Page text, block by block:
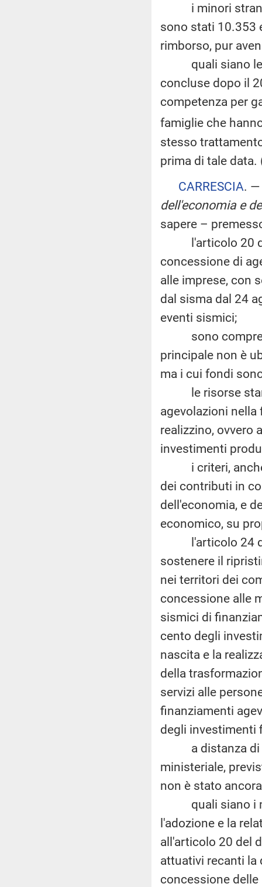
i minori
sono stati 10.353
rimborso, pur
quali siano le
concluse dopo il
competenza per
famiglie che
stesso
prima di tale data.
CARRESCIA. —
dell'economia e
sapere –
l'articolo 20 del
concessione di
alle imprese, con
dal sisma dal 24
eventi sismici;
sono comprese
principale non è
ma i cui fondi
le risorse
agevolazioni
realizzino, ovvero
investimenti
i criteri, anche
dei contributi in
dell'economia, e
economico, su
l'articolo 24 del
sostenere il
nei territori dei
concessione alle
sismici di
cento degli
nascita e la
della
servizi alle
finanziamenti
degli investimenti
a distanza di
ministeriale,
non è stato
quali siano i
l'adozione e la
all'articolo 20 del
attuativi recanti la
concessione